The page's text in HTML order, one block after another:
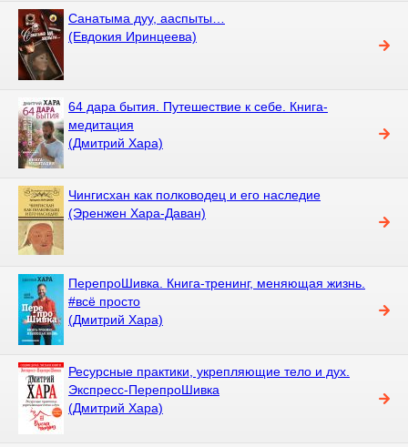
Санатыма дуу, ааспыты…
(Евдокия Иринцеева)
64 дара бытия. Путешествие к себе. Книга-
медитация
(Дмитрий Хара)
Чингисхан как полководец и его наследие
(Эренжен Хара-Даван)
ПерепроШивка. Книга-тренинг, меняющая жизнь.
#всё просто
(Дмитрий Хара)
Ресурсные практики, укрепляющие тело и дух.
Экспресс-ПерепроШивка
(Дмитрий Хара)